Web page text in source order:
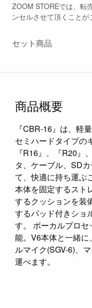
ZOOM STOREでは、転
ンセルさせて頂くことが
セット商品
商品概要
『CBR-16』は、軽
セミハードタイプの
『R16』、『R20』
タ、ケーブル、SD
て、快適に持ち運ぶ
本体を固定するスト
するクッションを装
するパッド付きショ
す。 ボーカルプロ
能。V6本体と一緒
ルマイク(SGV-6)、
運べます。